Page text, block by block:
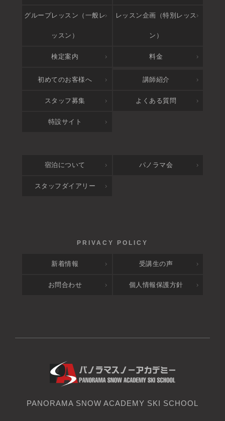
グループレッスン（一般レ
ッスン）
レッスン企画（特別レッス
ン）
検定案内 料金
アクセス
初めてのお客様へ 講師紹介
スタッフ募集 よくある質問
特設サイト
宿泊について パノラマ会
スタッフダイアリー
新着情報 受講生の声
お問合わせ 個人情報保護方針
PANORAMA SNOW ACADEMY SKI SCHOOL